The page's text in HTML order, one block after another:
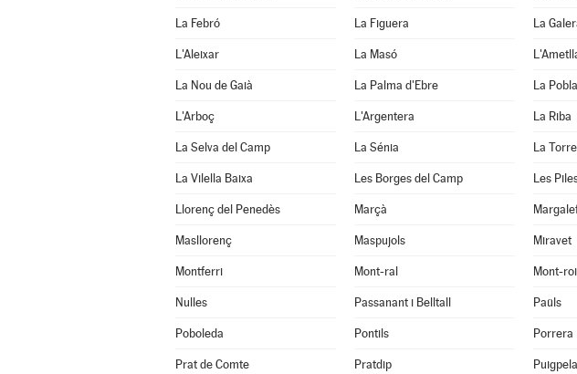
La Febró La Figuera La
L'Aleixar La Masó
La Nou de Gaià La Palma d'Ebre La
L'Arboç L'Argentera La Riba
La Selva del Camp La Sénia La
La Vilella Baixa Les Borges del Camp Les
Llorenç del Penedès Marçà
Masllorenç Maspujols Miravet
Montferri Mont-ral Mont-
Nulles Passanant i Belltall Paüls
Poboleda Pontils Porrera
Prat de Comte Pratdip